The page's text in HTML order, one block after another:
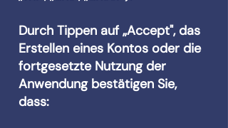
Durch Tippen auf „Accept", das
Erstellen eines Kontos oder die
fortgesetzte Nutzung der
Anwendung bestätigen Sie,
dass: